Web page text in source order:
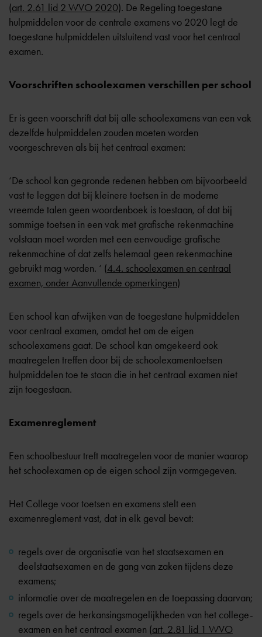
(art. 2.61 lid 2 WVO 2020). De Regeling toegestane
hulpmiddelen voor de centrale examens vo 2020 legt de
toegestane hulpmiddelen uitsluitend vast voor het centraal
examen.
Voorschriften schoolexamen verschillen per school
Er is geen voorschrift dat bij alle schoolexamens van een vak
dezelfde hulpmiddelen zouden moeten worden
voorgeschreven als bij het centraal examen:
‘De school kan gegronde redenen hebben om bijvoorbeeld
vast te leggen dat bij kleinere toetsen in de moderne
vreemde talen geen woordenboek is toestaan, of dat bij
sommige toetsen in een vak met grafische rekenmachine
volstaan moet worden met een eenvoudige grafische
rekenmachine of dat zelfs helemaal geen rekenmachine
gebruikt mag worden. ‘ (4.4. schoolexamen en centraal
examen, onder Aanvullende opmerkingen)
Een school kan afwijken van de toegestane hulpmiddelen
voor centraal examen, omdat het om de eigen
schoolexamens gaat. De school kan omgekeerd ook
maatregelen treffen door bij de schoolexamentoetsen
hulpmiddelen toe te staan die in het centraal examen niet
zijn toegestaan.
Examenreglement
Een schoolbestuur treft maatregelen voor de manier waarop
het schoolexamen op de eigen school zijn vormgegeven.
Het College voor toetsen en examens stelt een
examenreglement vast, dat in elk geval bevat:
regels over de organisatie van het staatsexamen en
deelstaatsexamen en de gang van zaken tijdens deze
examens;
informatie over de maatregelen en de toepassing daarvan;
regels over de herkansingsmogelijkheden van het college-
examen en het centraal examen (art. 2.81 lid 1 WVO